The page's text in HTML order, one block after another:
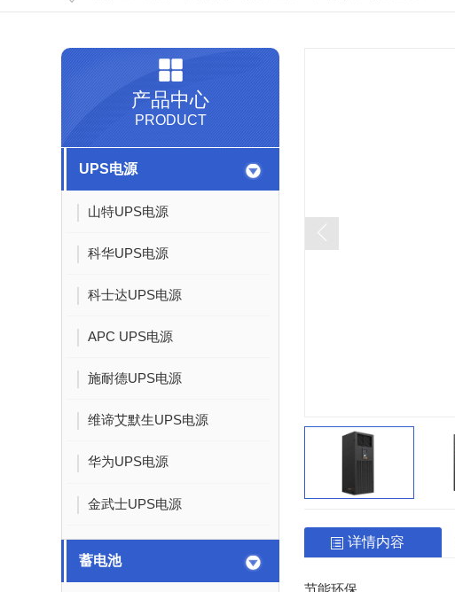
产品中心
PRODUCT
UPS电源
山特UPS电源
科华UPS电源
科士达UPS电源
APC UPS电源
施耐德UPS电源
维谛艾默生UPS电源
华为UPS电源
金武士UPS电源
蓄电池
详情内容